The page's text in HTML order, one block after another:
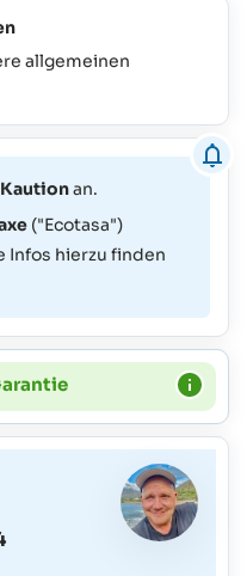
allgemeinen
an.
("Ecotasa")
hierzu finden